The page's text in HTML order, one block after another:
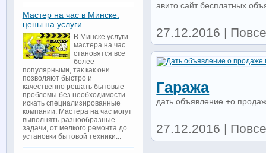
авито сайт бесплатных
27.12.2016 |
Гаража
дать объявление +о
27.12.2016 |
Мастер на час в Минске:
цены на услуги
В Минске услуги
мастера на час
становятся все
более
популярными, так как они
позволяют быстро и
качественно решать бытовые
проблемы без необходимости
искать специализированные
компании. Мастера на час могут
выполнять разнообразные
задачи, от мелкого ремонта до
установки бытовой техники...